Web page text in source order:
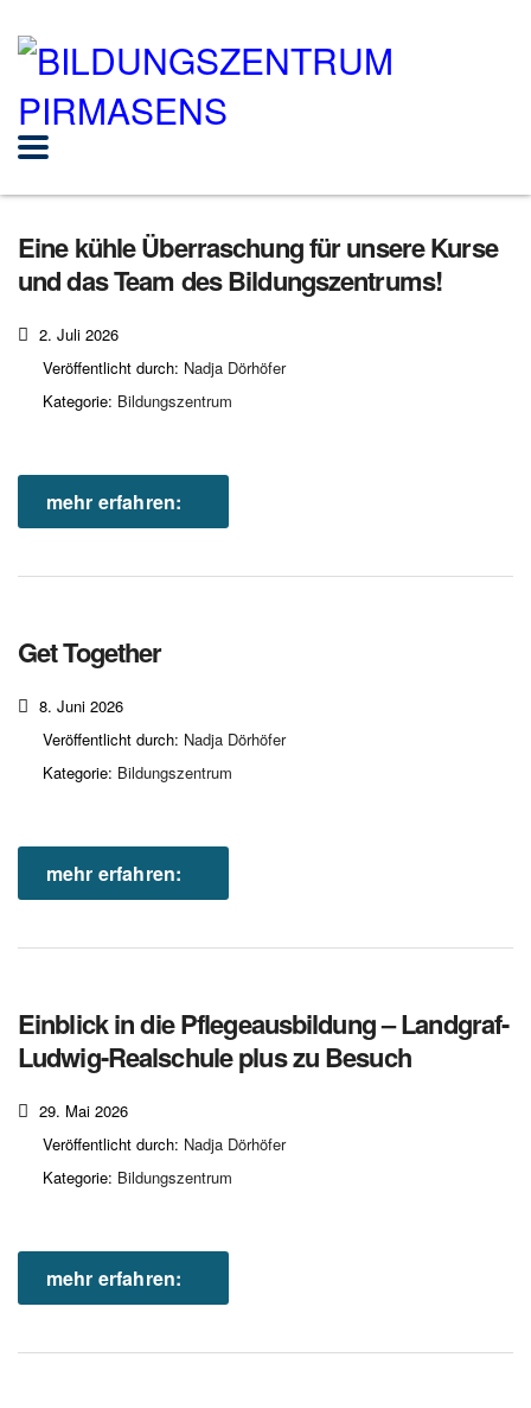
Eine kühle Überraschung für unsere Kurse
und das Team des Bildungszentrums!
2. Juli 2026
Veröffentlicht durch: Nadja Dörhöfer
Kategorie: Bildungszentrum
mehr erfahren:
Get Together
8. Juni 2026
Veröffentlicht durch: Nadja Dörhöfer
Kategorie: Bildungszentrum
mehr erfahren:
Einblick in die Pflegeausbildung – Landgraf-
Ludwig-Realschule plus zu Besuch
29. Mai 2026
Veröffentlicht durch: Nadja Dörhöfer
Kategorie: Bildungszentrum
mehr erfahren: